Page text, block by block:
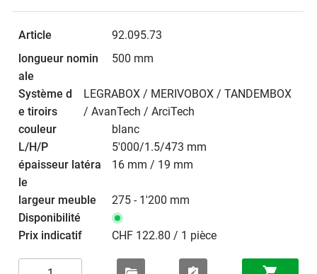
92.095.73
500 mm
LEGRABOX / MERIVOBOX / TANDEMBOX
/ AvanTech / ArciTech
blanc
5'000/1.5/473 mm
16 mm / 19 mm
275 - 1'200 mm
CHF 122.80 / 1 pièce